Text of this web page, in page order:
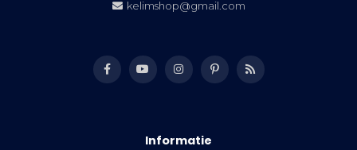
kelimshop@gmail.com
Informatie